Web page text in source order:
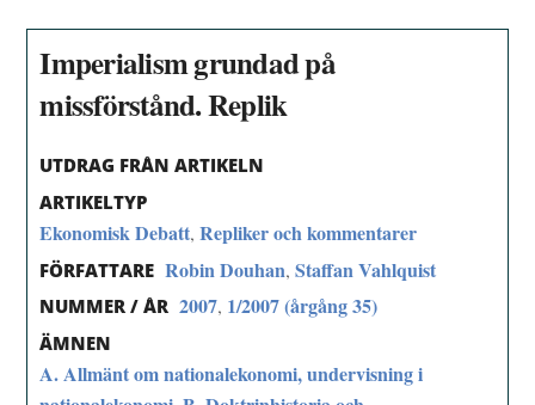
Imperialism grundad på
missförstånd. Replik
UTDRAG FRÅN ARTIKELN
ARTIKELTYP
Ekonomisk Debatt,Repliker och kommentarer
FÖRFATTARE Robin Douhan,Staffan Vahlquist
NUMMER / ÅR 2007, 1/2007 (årgång 35)
ÄMNEN
A. Allmänt om nationalekonomi, undervisning i